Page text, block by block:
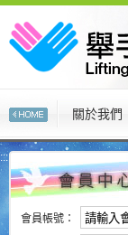
關於我們
:::
會員帳號：